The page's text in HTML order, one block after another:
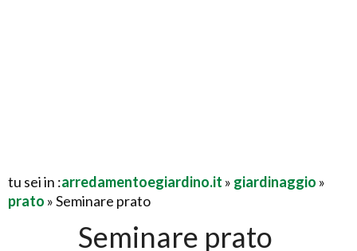
tu sei in :arredamentoegiardino.it » giardinaggio »
prato » Seminare prato
Seminare prato